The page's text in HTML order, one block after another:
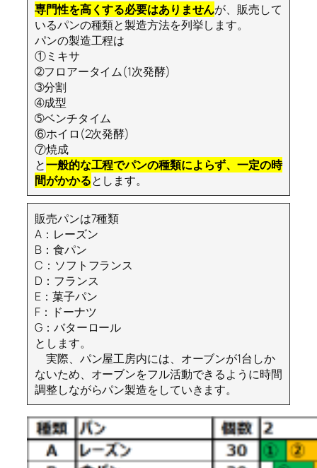
専門性を高くする必要はありませんが、販売して
いるパンの種類と製造方法を列挙します。
パンの製造工程は
①ミキサ
➁フロアータイム(1次発酵)
➂分割
➃成型
➄ベンチタイム
⑥ホイロ(2次発酵)
⑦焼成
と一般的な工程でパンの種類によらず、一定の時
間がかかるとします。
販売パンは7種類
A：レーズン
B：食パン
C：ソフトフランス
D：フランス
E：菓子パン
F：ドーナツ
G：バターロール
とします。
実際、パン屋工房内には、オーブンが1台しか
ないため、オーブンをフル活動できるように時間
調整しながらパン製造をしていきます。